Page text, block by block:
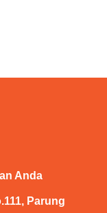
Anda
Parung